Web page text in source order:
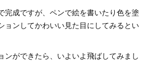
完成ですが、ペンで絵を書いたり色を塗
ョンしてかわいい見た目にしてみるとい
ンができたら、いよいよ飛ばしてみまし